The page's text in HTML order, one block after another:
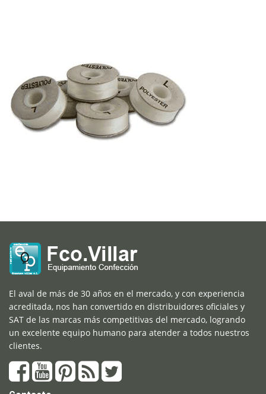
El aval de más de 30 años en el mercado, y con experiencia
acreditada, nos han convertido en distribuidores oficiales y
SAT de las marcas más competitivas del mercado, logrando
un excelente equipo humano para atender a todos nuestros
clientes.